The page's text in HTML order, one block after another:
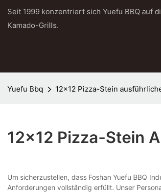
Seit 1999 konzentriert sich Yuefu BBQ auf
Kamado-Grills.
Yuefu Bbq 12x12 Pizza-Stein
12x12 Pizza-Stein
Um sicherzustellen, dass Foshan Yuefu BBQ
Anforderungen vollständig erfüllt. Unser